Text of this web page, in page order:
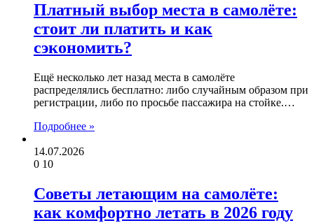
Платный выбор места в самолёте:
стоит ли платить и как
сэкономить?
Ещё несколько лет назад места в самолёте
распределялись бесплатно: либо случайным образом при
регистрации, либо по просьбе пассажира на стойке.…
Подробнее »
14.07.2026
0 10
Советы летающим на самолёте:
как комфортно летать в 2026 году